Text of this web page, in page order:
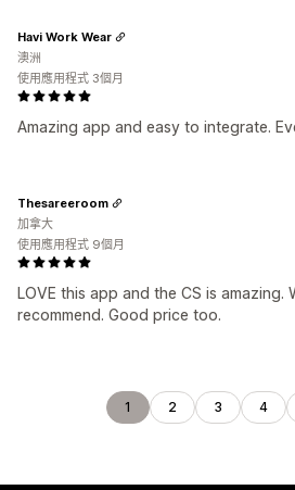
Amazing app and easy to integrate.
Havi Work Wear
澳洲
使用應用程式 3個月
LOVE this app and the CS is amazing.
recommend. Good price too.
Thesareeroom
加拿大
使用應用程式 9個月
1 2 3 4